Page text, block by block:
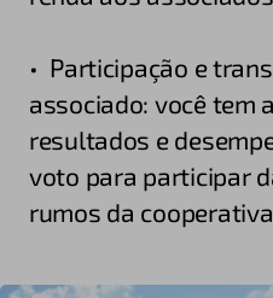
• Participação e
associado: você tem
resultados e
voto para participar
rumos da